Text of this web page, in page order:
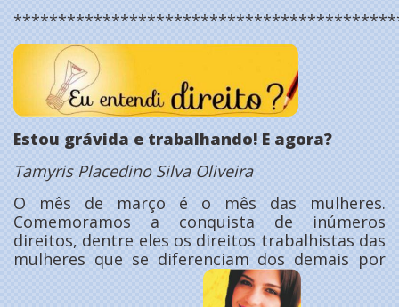
Estou grávida e trabalhando! E agora?
Tamyris Placedino Silva Oliveira
O mês de março é o mês das mulheres.
Comemoramos a conquista de inúmeros
direitos, dentre eles os direitos trabalhistas das
mulheres que se diferenciam dos demais por